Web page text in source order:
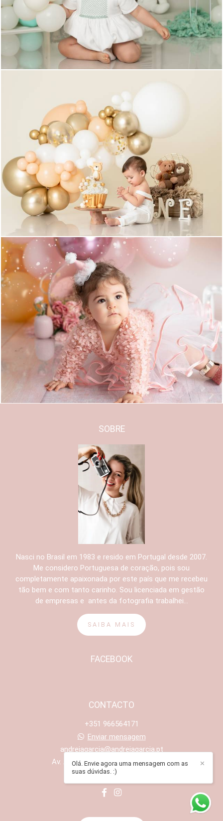
893 0
780 0
1343 0
SOBRE
Nasci no Brasil em 1983 e resido em Portugal desde 2007.
Me considero Portuguesa de coração, pois sou
completamente apaixonada por este país que me recebeu
tão bem e com tanto carinho. Sou licenciada em gestão
de empresas e antes da fotografia trabalhei...
SAIBA MAIS
FACEBOOK
CONTACTO
+351 966564171
Enviar mensagem
andreiagarcia@andreiagarcia.pt
Av. António Santos Leite, 311 - Maia
Porto /
✕
Olá. Envie agora uma mensagem com as
suas dúvidas. :)